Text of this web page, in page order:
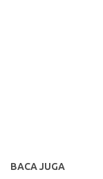
BACA JUGA